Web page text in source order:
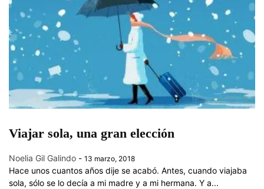
Viajar sola, una gran elección
Noelia Gil Galindo - 13 marzo, 2018
Hace unos cuantos años dije se acabó. Antes, cuando viajaba
sola, sólo se lo decía a mi madre y a mi hermana. Y a...